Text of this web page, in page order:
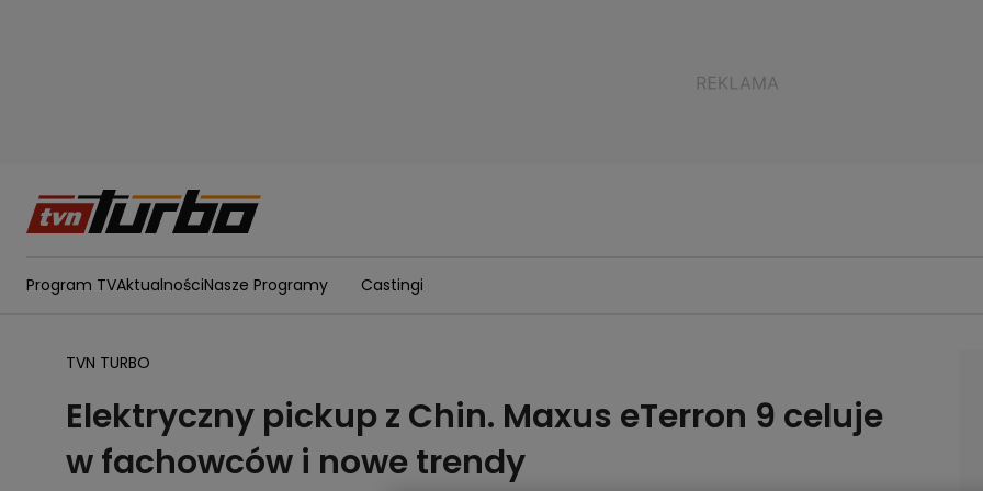
Program TVAktualnościNasze Programy Castingi
TVN TURBO
Elektryczny pickup z Chin. Maxus eTerron 9 celuje
w fachowców i nowe trendy